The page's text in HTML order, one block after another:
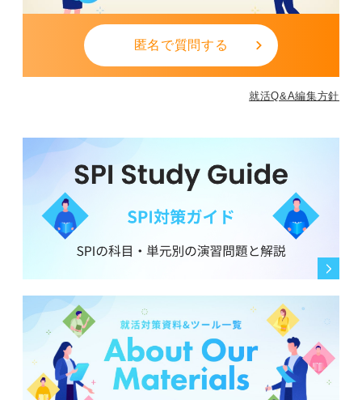
匿名で質問する
就活Q&A編集方針